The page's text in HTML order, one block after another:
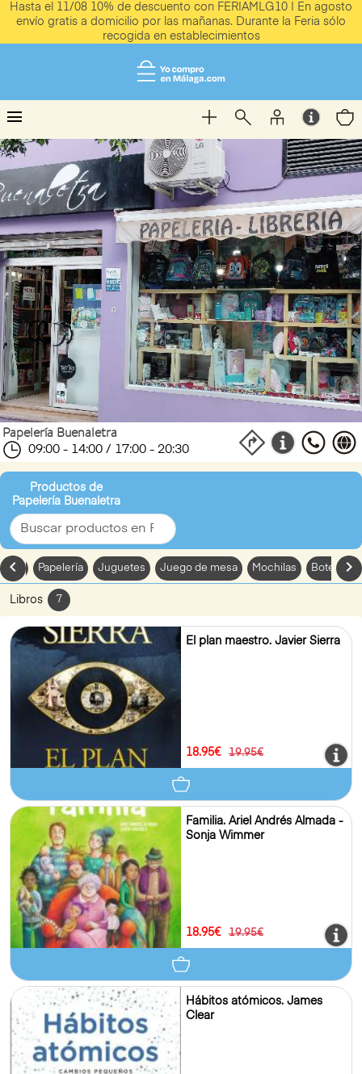
Hasta el 11/08 10% de descuento con FERIAMLG10 | En agosto
envío gratis a domicilio por las mañanas. Durante la Feria sólo
recogida en establecimientos
menu
Papelería Buenaletra
09:00 - 14:00 / 17:00 - 20:30
Productos de
Papelería Buenaletra
chevron_left Papelería Juguetes Juego de mesa Mochilas Botellas
Libros 7
El plan maestro. Javier Sierra
18.95€ 19.95€
Familia. Ariel Andrés Almada -
Sonja Wimmer
18.95€ 19.95€
Hábitos atómicos. James
Clear